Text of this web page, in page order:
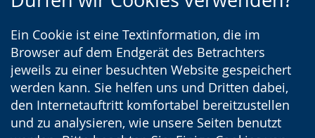
Ein Cookie ist eine Textinformation, die im
Browser auf dem Endgerät des Betrachters
jeweils zu einer besuchten Website gespeichert
werden kann. Sie helfen uns und Dritten dabei,
den Internetauftritt komfortabel bereitzustellen
und zu analysieren, wie unsere Seiten benutzt